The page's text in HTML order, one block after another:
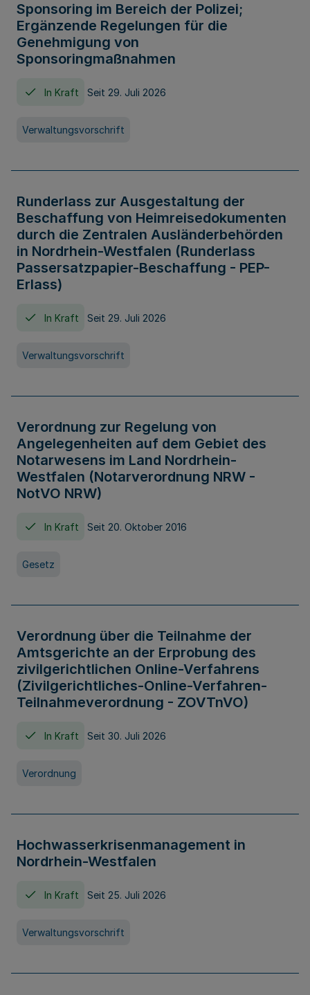
Sponsoring im Bereich der Polizei;
Ergänzende Regelungen für die
Genehmigung von
Sponsoringmaßnahmen
In Kraft Seit 29. Juli 2026
Verwaltungsvorschrift
Runderlass zur Ausgestaltung der
Beschaffung von Heimreisedokumenten
durch die Zentralen Ausländerbehörden
in Nordrhein-Westfalen (Runderlass
Passersatzpapier-Beschaffung - PEP-
Erlass)
In Kraft Seit 29. Juli 2026
Verwaltungsvorschrift
Verordnung zur Regelung von
Angelegenheiten auf dem Gebiet des
Notarwesens im Land Nordrhein-
Westfalen (Notarverordnung NRW -
NotVO NRW)
In Kraft Seit 20. Oktober 2016
Gesetz
Verordnung über die Teilnahme der
Amtsgerichte an der Erprobung des
zivilgerichtlichen Online-Verfahrens
(Zivilgerichtliches-Online-Verfahren-
Teilnahmeverordnung - ZOVTnVO)
In Kraft Seit 30. Juli 2026
Verordnung
Hochwasserkrisenmanagement in
Nordrhein-Westfalen
In Kraft Seit 25. Juli 2026
Verwaltungsvorschrift